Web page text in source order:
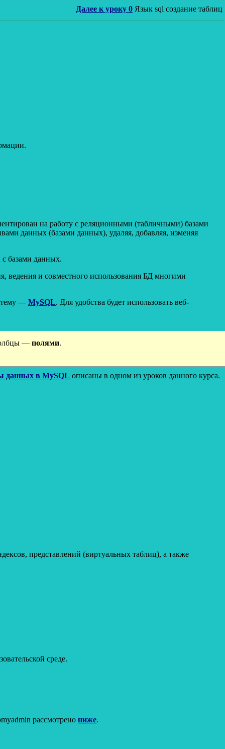
Далее к уроку 0 Язык sql создание таблиц
на работу с реляционными (табличными) базами
данных (базами данных), удаляя, добавляя, изменяя
базами данных.
ведения и совместного использования БД многими
— MySQL. Для удобства будет использовать веб-
— полями.
данных в MySQL описаны в одном из уроков данного курса.
представлений (виртуальных таблиц), а также
среде.
данных в phpmyadmin рассмотрено ниже.